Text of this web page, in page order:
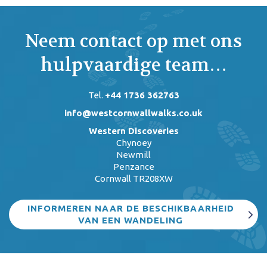
Neem contact op met ons
hulpvaardige team…
Tel. +44 1736 362763
info@westcornwallwalks.co.uk
Western Discoveries
Chynoey
Newmill
Penzance
Cornwall TR208XW
INFORMEREN NAAR DE BESCHIKBAARHEID
VAN EEN WANDELING